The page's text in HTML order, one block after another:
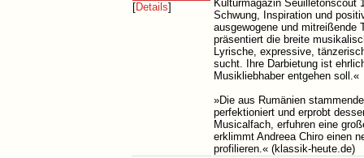
[Details]
Kulturmagazin Seuilletonscout
Schwung, Inspiration und
ausgewogene und
präsentiert die breite
Lyrische, expressive,
sucht. Ihre Darbietung ist
Musikliebhaber entgehen soll.«
»Die aus Rumänien
perfektioniert und erprobt
Musicalfach, erfuhren eine
erklimmt Andreea Chiro einen
profilieren.« (klassik-heute.de)